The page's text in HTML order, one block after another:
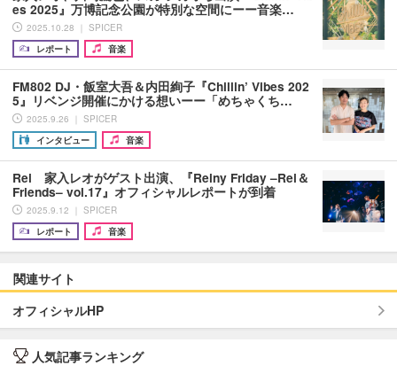
es 2025』万博記念公園が特別な空間にーー音楽…
2025.10.28 ｜ SPICER
レポート
音楽
FM802 DJ・飯室大吾＆内田絢子『Chillin’ Vibes 202
5』リベンジ開催にかける想いーー「めちゃくち…
2025.9.26 ｜ SPICER
インタビュー
音楽
Rei 家入レオがゲスト出演、『Reiny Friday –Rei＆
Friends– vol.17』オフィシャルレポートが到着
2025.9.12 ｜ SPICER
レポート
音楽
関連サイト
オフィシャルHP
人気記事ランキング